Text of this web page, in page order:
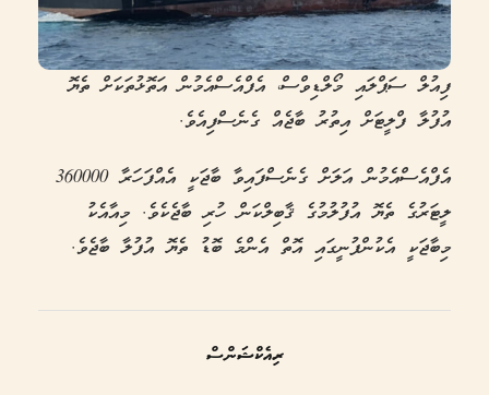
ފިއުލް ސަޕްލައި މޯލްޑިވްސް، އެފްއެސްއެމުން އަތޮޅުތަކަށް ތެޔޮ
އުފުލާ ފްލީޓަށް އިތުރު ބާޖެއް ގެނެސްފިއެވެ.
އެފްއެސްއެމުން އަލަށް ގެނެސްފައިވާ ބާޖަކީ އެއްފަހަރާ 360000
ލީޓަރުގެ ތެޔޮ އުފުލުމުގެ ޤާބިލްކަން ހުރި ބާޖެކެވެ. މިއާއެކު
މިބާޖަކީ އެކުންފުނީގައި އޮތް އެންމެ ބޮޑު ތެޔޮ އުފުލާ ބާޖެވެ.
ރިއެކްޝަންސް